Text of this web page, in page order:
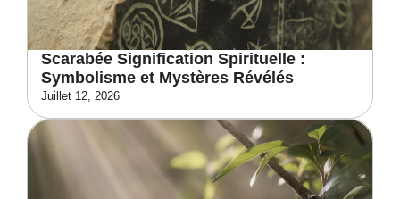
Scarabée Signification Spirituelle :
Symbolisme et Mystères Révélés
Juillet 12, 2026